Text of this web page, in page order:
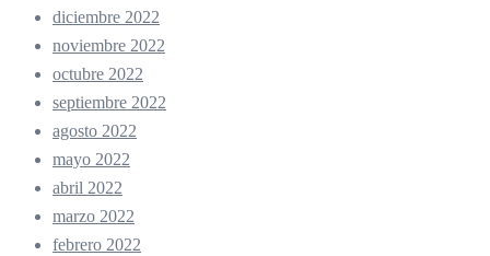
diciembre 2022
noviembre 2022
octubre 2022
septiembre 2022
agosto 2022
mayo 2022
abril 2022
marzo 2022
febrero 2022